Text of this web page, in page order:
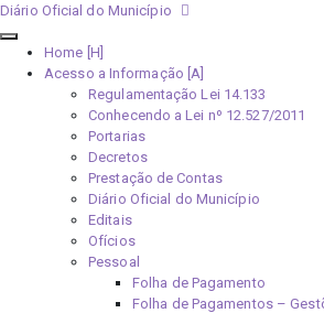
Diário Oficial do Município
Home [H]
Acesso a Informação [A]
Regulamentação Lei 14.133
Conhecendo a Lei nº 12.527/2011
Portarias
Decretos
Prestação de Contas
Diário Oficial do Município
Editais
Ofícios
Pessoal
Folha de Pagamento
Folha de Pagamentos –